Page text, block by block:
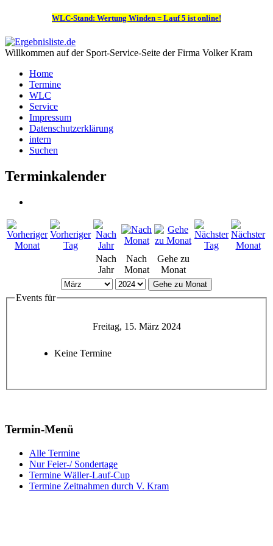
WLC-Stand: Wertung Winden = Lauf 5 ist online!
Willkommen auf der Sport-Service-Seite der Firma Volker Kram
Home
Termine
WLC
Service
Impressum
Datenschutzerklärung
intern
Suchen
Terminkalender
Nach
Jahr
Nach
Monat
Gehe zu
Monat
Gehe zu Monat
Events für
Freitag, 15. März 2024
Keine Termine
Termin-Menü
Alle Termine
Nur Feier-/ Sondertage
Termine Wäller-Lauf-Cup
Termine Zeitnahmen durch V. Kram